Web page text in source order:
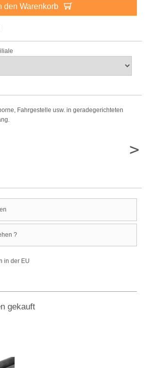
den Warenkorb
Fahrgestelle usw. in geradegerichteten
>
?
in der EU
gekauft